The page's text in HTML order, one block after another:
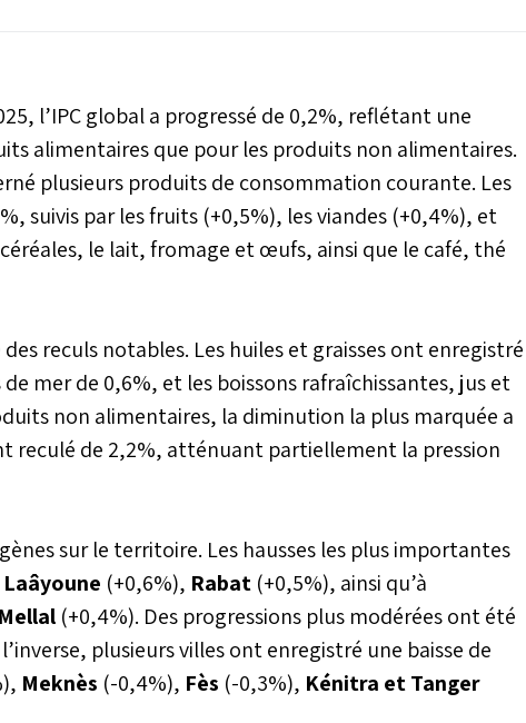
de stabilité
l’IPC global a progressé de 0,2%, reflétant une
alimentaires que pour les produits non alimentaires.
plusieurs produits de consommation courante. Les
suivis par les fruits (+0,5%), les viandes (+0,4%), et
le lait, fromage et œufs, ainsi que le café, thé
reculs notables. Les huiles et graisses ont enregistré
mer de 0,6%, et les boissons rafraîchissantes, jus et
non alimentaires, la diminution la plus marquée a
reculé de 2,2%, atténuant partiellement la pression
sur le territoire. Les hausses les plus importantes
Laâyoune (+0,6%), Rabat (+0,5%), ainsi qu’à
(+0,4%). Des progressions plus modérées ont été
plusieurs villes ont enregistré une baisse de
Meknès (-0,4%), Fès (-0,3%), Kénitra et Tanger